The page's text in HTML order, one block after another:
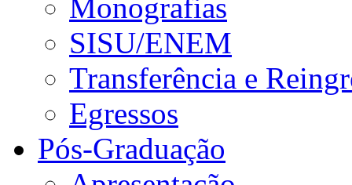
Monografias
SISU/ENEM
Transferência e
Egressos
Pós-Graduação